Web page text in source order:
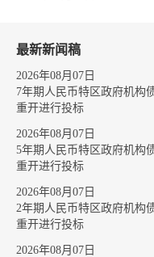
最新新闻稿
2026年08月07日
7年期人民币特区政府机构
重开进行投标
2026年08月07日
5年期人民币特区政府机构
重开进行投标
2026年08月07日
2年期人民币特区政府机构
重开进行投标
2026年08月07日